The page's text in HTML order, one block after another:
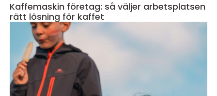
Kaffemaskin företag: så väljer arbetsplatsen
rätt lösning för kaffet